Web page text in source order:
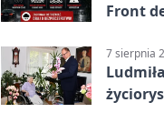
Front
7 sierpnia